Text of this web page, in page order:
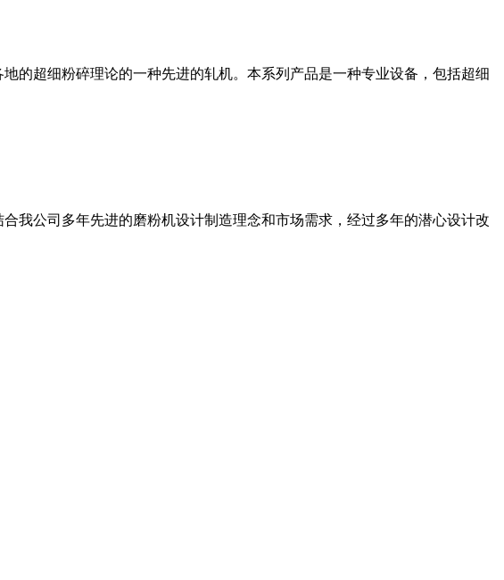
的超细粉碎理论的一种先进的轧机。本系列产品是一种专业设备，包括超细
我公司多年先进的磨粉机设计制造理念和市场需求，经过多年的潜心设计改